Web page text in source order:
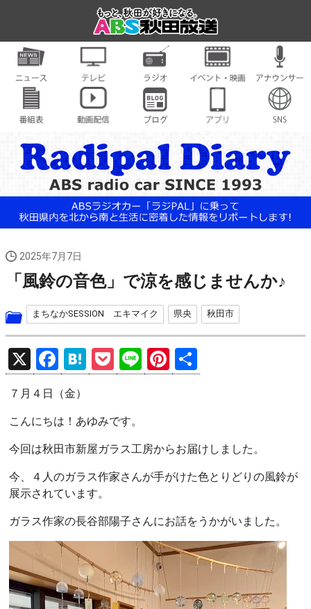
2025年7月7日
「風鈴の音色」で涼を感じませんか♪
まちなかSESSION エキマイク 県央 秋田市
X
F
a
ce
b
o
o
k
H
at
n
a
P
o
et
Li
n
Pi
nt
t
有
７月４日（金）
こんにちは！あゆみです。
今回は秋田市新屋ガラス工房からお届けしました。
今、４人のガラス作家さんが手がけた色とりどりの風鈴が
展示されています。
ガラス作家の長谷部陽子さんにお話をうかがいました。